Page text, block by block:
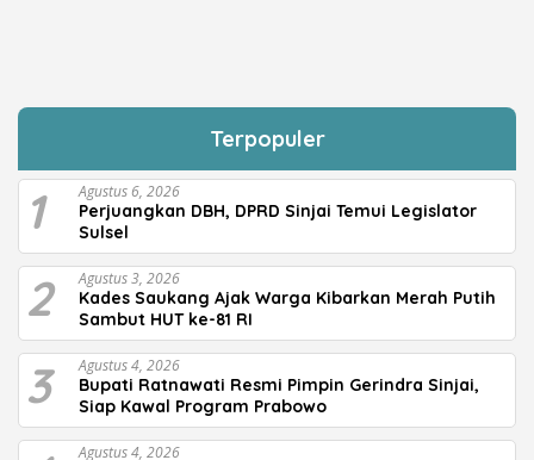
Terpopuler
1 Agustus 6, 2026
Perjuangkan DBH, DPRD Sinjai Temui Legislator
Sulsel
2 Agustus 3, 2026
Kades Saukang Ajak Warga Kibarkan Merah Putih
Sambut HUT ke-81 RI
3 Agustus 4, 2026
Bupati Ratnawati Resmi Pimpin Gerindra Sinjai,
Siap Kawal Program Prabowo
Agustus 4, 2026